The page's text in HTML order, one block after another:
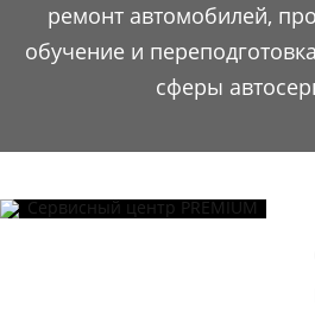
ремонт автомобилей,
обучение и
сферы